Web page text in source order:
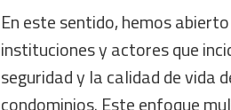
En este sentido, hemos
instituciones y actores que
seguridad y la calidad de vida
condominios. Este enfoque